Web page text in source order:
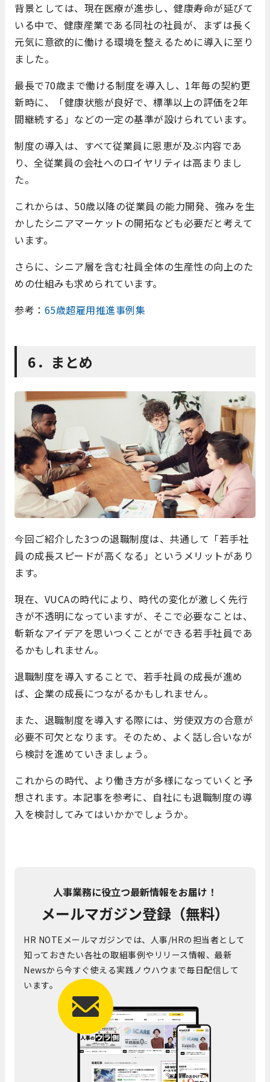
背景としては、現在医療が進歩し、健康寿命が延びて
いる中で、健康産業である同社の社員が、まずは長く
元気に意欲的に働ける環境を整えるために導入に至り
ました。
最長で70歳まで働ける制度を導入し、1年毎の契約更
新時に、「健康状態が良好で、標準以上の評価を2年
間継続する」などの一定の基準が設けられています。
制度の導入は、すべて従業員に恩恵が及ぶ内容であ
り、全従業員の会社へのロイヤリティは高まりまし
た。
これからは、50歳以降の従業員の能力開発、強みを生
かしたシニアマーケットの開拓なども必要だと考えて
います。
さらに、シニア層を含む社員全体の生産性の向上のた
めの仕組みも求められています。
参考： 65歳超雇用推進事例集
6．まとめ
今回ご紹介した3つの退職制度は、共通して「若手社
員の成長スピードが高くなる」というメリットがあり
ます。
現在、VUCAの時代により、時代の変化が激しく先行
きが不透明になっていますが、そこで必要なことは、
斬新なアイデアを思いつくことができる若手社員であ
るかもしれません。
退職制度を導入することで、若手社員の成長が進め
ば、企業の成長につながるかもしれません。
また、退職制度を導入する際には、労使双方の合意が
必要不可欠となります。そのため、よく話し合いなが
ら検討を進めていきましょう。
これからの時代、より働き方が多様になっていくと予
想されます。本記事を参考に、自社にも退職制度の導
入を検討してみてはいかかでしょうか。
人事業務に役立つ最新情報をお届け！
メールマガジン登録（無料）
HR NOTEメールマガジンでは、人事/HRの担当者として
知っておきたい各社の取組事例やリリース情報、最新
Newsから今すぐ使える実践ノウハウまで毎日配信して
います。